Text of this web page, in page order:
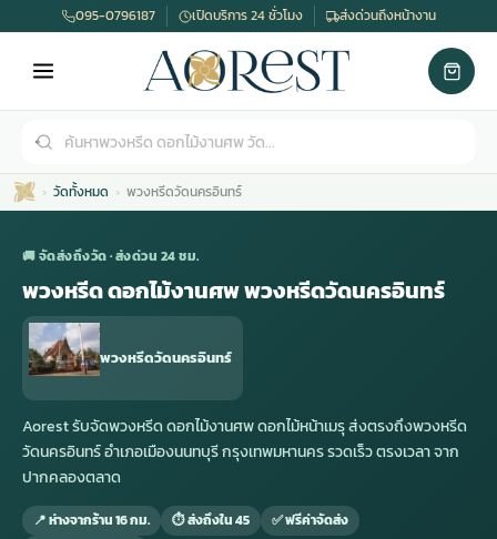
ดอกไม้หน้าศพ
ดอกไม้จัดงานศพ
จัดดอกไม้หน้าศพ
พวงหรีด กรุงเทพ
พวงหรีดราคา
สั่งพวงหรีด
าเมรุ
มรุสีขาว
ไม้งานแต่ง
ม้งานแต่ง ราคา
ไม้งานแต่ง ราคาถูก
พวงหรีดพัดลม
พวงหรีดพัดลม ราคา
พวงหรีดพัดลม ราคาถูก
รับจัดงานศพ
รับจัดงานศพ ราคา
รับจัดงานศพ ครบวงจร
095-0796187 เปิดบริการ 24 ชั่วโมง ส่งด่วนถึงหน้างาน
วัดทั้งหมด พวงหรีดวัดนครอินทร์
🚚 จัดส่งถึงวัด · ส่งด่วน 24 ชม.
พวงหรีด ดอกไม้งานศพ พวงหรีดวัดนครอินทร์
พวงหรีดวัดนครอินทร์
Aorest รับจัดพวงหรีด ดอกไม้งานศพ ดอกไม้หน้าเมรุ ส่งตรงถึงพวงหรีด
วัดนครอินทร์ อำเภอเมืองนนทบุรี กรุงเทพมหานคร รวดเร็ว ตรงเวลา จาก
ปากคลองตลาด
📍 ห่างจากร้าน 16 กม. ⏱ ส่งถึงใน 45
✅ ฟรีค่าจัดส่ง